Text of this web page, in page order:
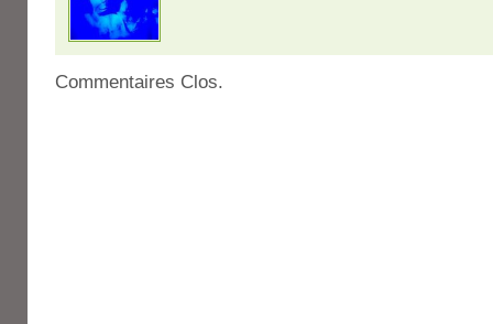
Commentaires Clos.